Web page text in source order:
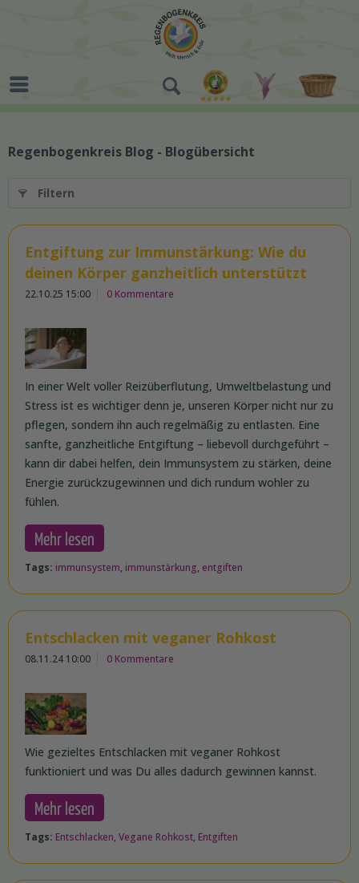
Regenbogenkreis Blog - Blogübersicht
Filtern
Entgiftung zur Immunstärkung: Wie du
deinen Körper ganzheitlich unterstützt
22.10.25 15:00 0 Kommentare
In einer Welt voller Reizüberflutung, Umweltbelastung und
Stress ist es wichtiger denn je, unseren Körper nicht nur zu
pflegen, sondern ihn auch regelmäßig zu entlasten. Eine
sanfte, ganzheitliche Entgiftung – liebevoll durchgeführt –
kann dir dabei helfen, dein Immunsystem zu stärken, deine
Energie zurückzugewinnen und dich rundum wohler zu
fühlen.
Mehr lesen
Tags: immunsystem, immunstärkung, entgiften
Entschlacken mit veganer Rohkost
08.11.24 10:00 0 Kommentare
Wie gezieltes Entschlacken mit veganer Rohkost
funktioniert und was Du alles dadurch gewinnen kannst.
Mehr lesen
Tags: Entschlacken, Vegane Rohkost, Entgiften